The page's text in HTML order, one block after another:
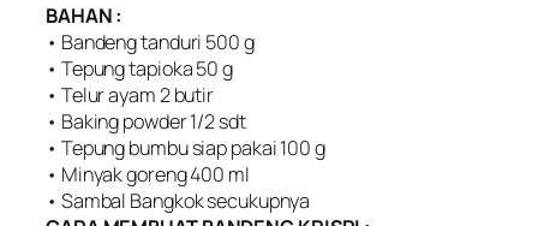
BAHAN :
• Bandeng tanduri 500 g
• Tepung tapioka 50 g
• Telur ayam 2 butir
• Baking powder 1/2 sdt
• Tepung bumbu siap pakai 100 g
• Minyak goreng 400 ml
• Sambal Bangkok secukupnya